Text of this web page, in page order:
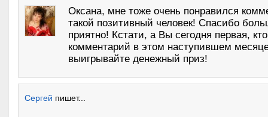
Оксана, мне тоже очень понравился
такой позитивный человек! Спасибо
приятно! Кстати, а Вы сегодня первая,
комментарий в этом наступившем
выигрывайте денежный приз!
Сергей пишет...